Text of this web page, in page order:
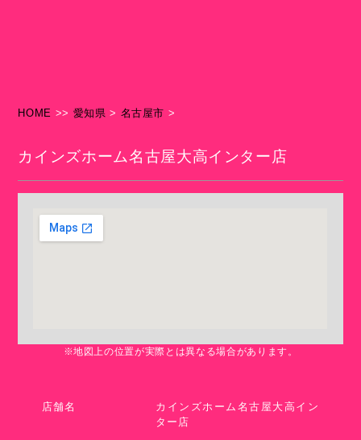
HOME >> 愛知県 > 名古屋市 >
カインズホーム名古屋大高インター店
※地図上の位置が実際とは異なる場合があります。
店舗名
カインズホーム名古屋大高イン
ター店